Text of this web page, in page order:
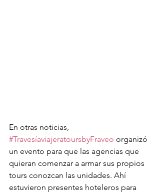
En otras noticias,
#TravesíaviajeratoursbyFraveo organizó
un evento para que las agencias que
quieran comenzar a armar sus propios
tours conozcan las unidades. Ahí
estuvieron presentes hoteleros para